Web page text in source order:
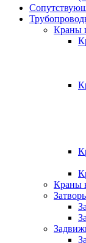
Краны
Краны